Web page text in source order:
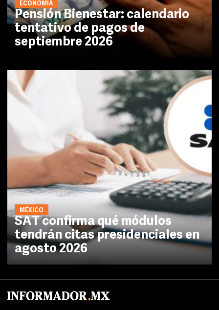
ECONOMÍA
Pensión Bienestar: calendario
tentativo de pagos de
septiembre 2026
MÉXICO
SAT confirma qué módulos
tendrán citas presidenciales en
agosto 2026